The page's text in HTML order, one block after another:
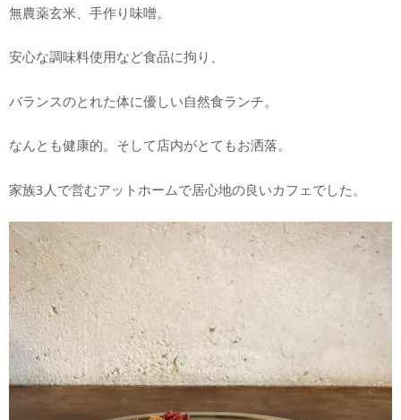
無農薬玄米、手作り味噌。
安心な調味料使用など食品に拘り、
バランスのとれた体に優しい自然食ランチ。
なんとも健康的。そして店内がとてもお洒落。
家族3人で営むアットホームで居心地の良いカフェでした。